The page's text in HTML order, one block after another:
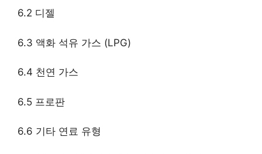
6.2 디젤
6.3 액화 석유 가스 (LPG)
6.4 천연 가스
6.5 프로판
6.6 기타 연료 유형